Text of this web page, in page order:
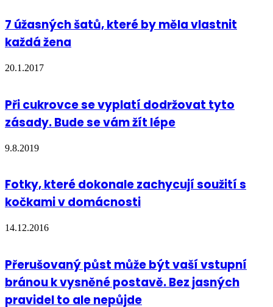
7 úžasných šatů, které by měla vlastnit
každá žena
20.1.2017
Při cukrovce se vyplatí dodržovat tyto
zásady. Bude se vám žít lépe
9.8.2019
Fotky, které dokonale zachycují soužití s
kočkami v domácnosti
14.12.2016
Přerušovaný půst může být vaší vstupní
bránou k vysněné postavě. Bez jasných
pravidel to ale nepůjde